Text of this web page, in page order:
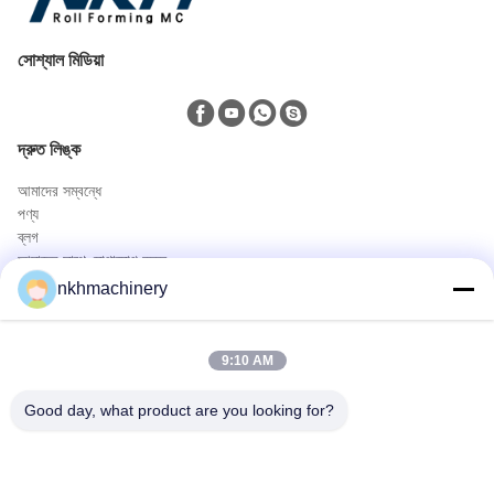
সোশ্যাল মিডিয়া
দ্রুত লিঙ্ক
আমাদের সম্বন্ধে
পণ্য
ব্লগ
আমাদের সাথে যোগাযোগ করুন
পণ্য
ছাদ প্যানেল রোল বিরচন মেশিন
ছাদ পত্রক ক্রিম্পিং মেশিন
nkhmachinery
9:10 AM
Good day, what product are you looking for?